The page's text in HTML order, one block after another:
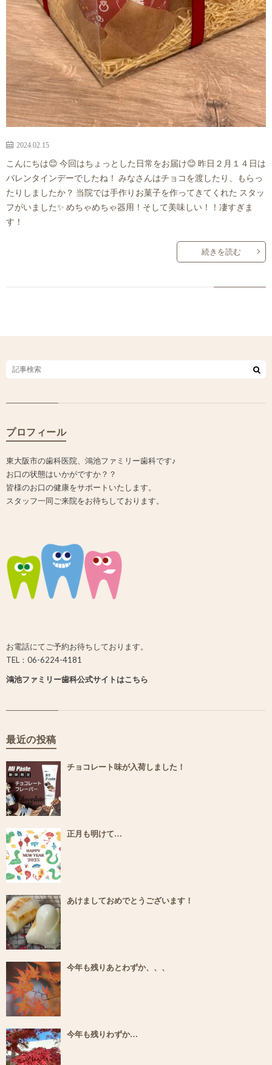
2024.02.15
こんにちは😊 今回はちょっとした日常をお届け😊 昨日２月１４日は
バレンタインデーでしたね！ みなさんはチョコを渡したり、もらっ
たりしましたか？ 当院では手作りお菓子を作ってきてくれた スタッ
フがいました✨ めちゃめちゃ器用！そして美味しい！！凄すぎま
す！
続きを読む
プロフィール
東大阪市の歯科医院、鴻池ファミリー歯科です♪
お口の状態はいかがですか？？
皆様のお口の健康をサポートいたします。
スタッフ一同ご来院をお待ちしております。
お電話にてご予約お待ちしております。
TEL：06-6224-4181
鴻池ファミリー歯科公式サイトはこちら
最近の投稿
チョコレート味が入荷しました！
正月も明けて…
あけましておめでとうございます！
今年も残りあとわずか、、、
今年も残りわずか…